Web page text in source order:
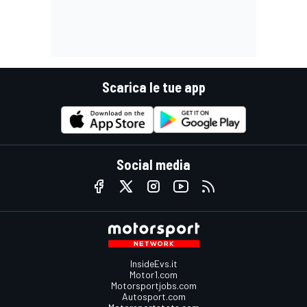
Scarica le tue app
Social media
InsideEvs.it
Motor1.com
Motorsportjobs.com
Autosport.com